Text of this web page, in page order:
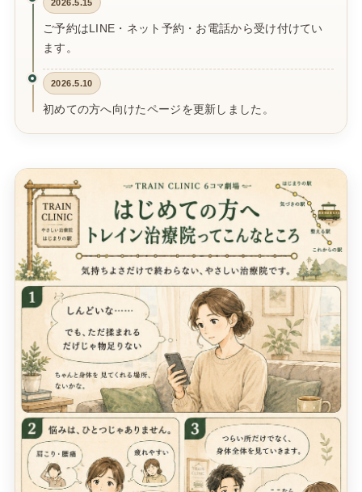
2026.5.15
ご予約はLINE・ネット予約・お電話から受け付けてい
ます。
2026.5.10
初めての方へ向けたページを更新しました。